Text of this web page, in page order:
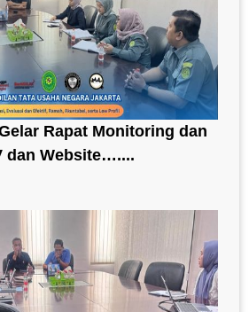
Rapat Monitoring dan
dan Website…....